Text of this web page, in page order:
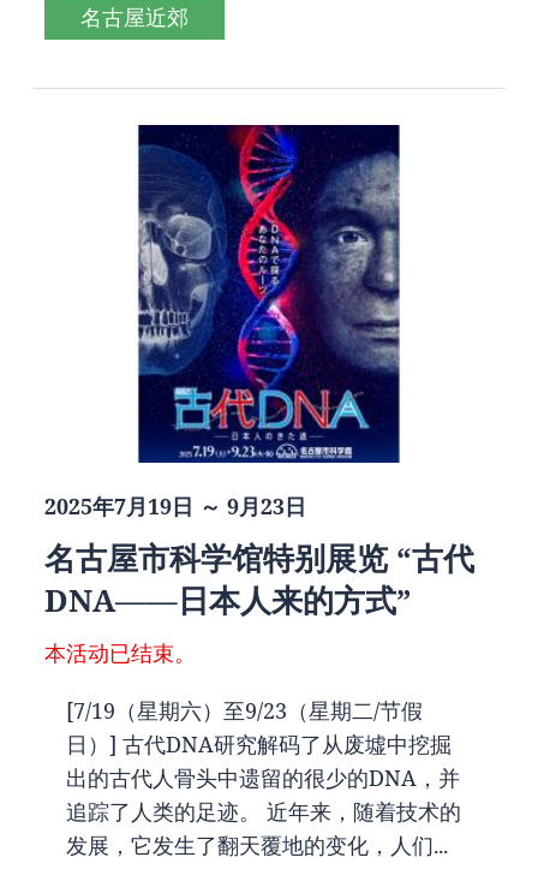
名古屋近郊
2025年7月19日 ～ 9月23日
名古屋市科学馆特别展览 “古代
DNA——日本人来的方式”
本活动已结束。
[7/19（星期六）至9/23（星期二/节假
日）] 古代DNA研究解码了从废墟中挖掘
出的古代人骨头中遗留的很少的DNA，并
追踪了人类的足迹。 近年来，随着技术的
发展，它发生了翻天覆地的变化，人们...